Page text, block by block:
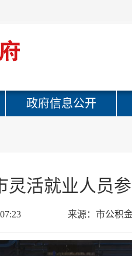
政府信息公开
活就业人员
来源： 市公积